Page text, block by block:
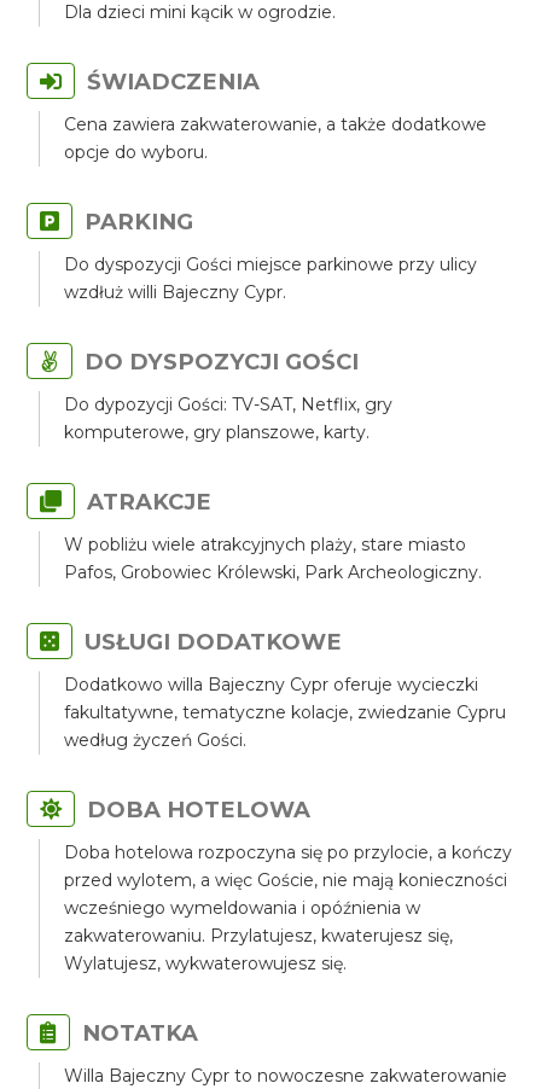
Dla dzieci mini kącik w ogrodzie.
ŚWIADCZENIA
Cena zawiera zakwaterowanie, a także dodatkowe
opcje do wyboru.
PARKING
Do dyspozycji Gości miejsce parkinowe przy ulicy
wzdłuż willi Bajeczny Cypr.
DO DYSPOZYCJI GOŚCI
Do dypozycji Gości: TV-SAT, Netflix, gry
komputerowe, gry planszowe, karty.
ATRAKCJE
W pobliżu wiele atrakcyjnych plaży, stare miasto
Pafos, Grobowiec Królewski, Park Archeologiczny.
USŁUGI DODATKOWE
Dodatkowo willa Bajeczny Cypr oferuje wycieczki
fakultatywne, tematyczne kolacje, zwiedzanie Cypru
według życzeń Gości.
DOBA HOTELOWA
Doba hotelowa rozpoczyna się po przylocie, a kończy
przed wylotem, a więc Goście, nie mają konieczności
wcześniego wymeldowania i opóźnienia w
zakwaterowaniu. Przylatujesz, kwaterujesz się,
Wylatujesz, wykwaterowujesz się.
NOTATKA
Willa Bajeczny Cypr to nowoczesne zakwaterowanie